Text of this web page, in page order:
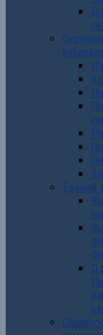
Единый